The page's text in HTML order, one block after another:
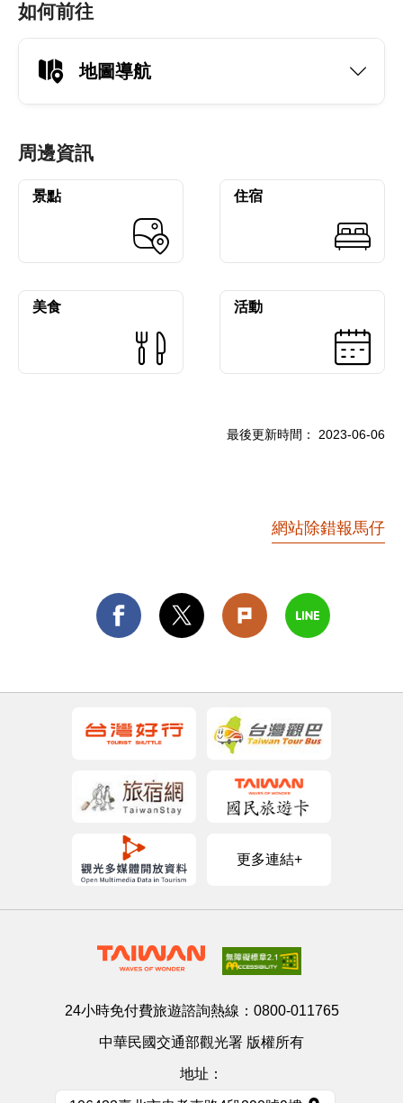
如何前往
地圖導航
周邊資訊
景點 住宿
美食 活動
最後更新時間： 2023-06-06
網站除錯報馬仔
更多連結+
24小時免付費旅遊諮詢熱線： 0800-011765
中華民國交通部觀光署 版權所有
地址：